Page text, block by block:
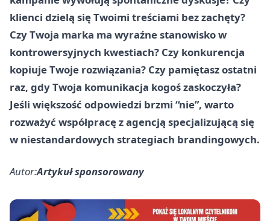
klienci dzielą się Twoimi treściami bez zachęty?
Czy Twoja marka ma wyraźne stanowisko w
kontrowersyjnych kwestiach? Czy konkurencja
kopiuje Twoje rozwiązania? Czy pamiętasz ostatni
raz, gdy Twoja komunikacja kogoś zaskoczyła?
Jeśli większość odpowiedzi brzmi “nie”, warto
rozważyć współpracę z agencją specjalizującą się
w niestandardowych strategiach brandingowych.
Autor:Artykuł sponsorowany